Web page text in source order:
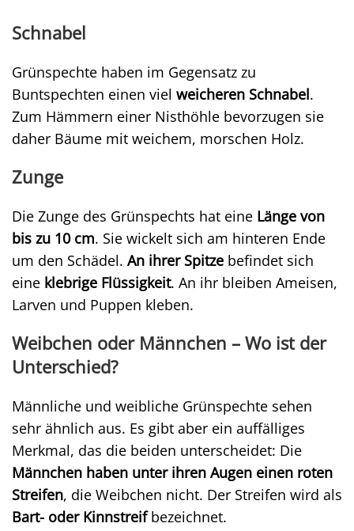
Schnabel
Grünspechte haben im Gegensatz zu
Buntspechten einen viel weicheren Schnabel.
Zum Hämmern einer Nisthöhle bevorzugen sie
daher Bäume mit weichem, morschen Holz.
Zunge
Die Zunge des Grünspechts hat eine Länge von
bis zu 10 cm. Sie wickelt sich am hinteren Ende
um den Schädel. An ihrer Spitze befindet sich
eine klebrige Flüssigkeit. An ihr bleiben Ameisen,
Larven und Puppen kleben.
Weibchen oder Männchen – Wo ist der
Unterschied?
Männliche und weibliche Grünspechte sehen
sehr ähnlich aus. Es gibt aber ein auffälliges
Merkmal, das die beiden unterscheidet: Die
Männchen haben unter ihren Augen einen roten
Streifen, die Weibchen nicht. Der Streifen wird als
Bart- oder Kinnstreifbezeichnet.